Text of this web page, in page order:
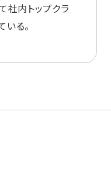
社内トップクラ
る。